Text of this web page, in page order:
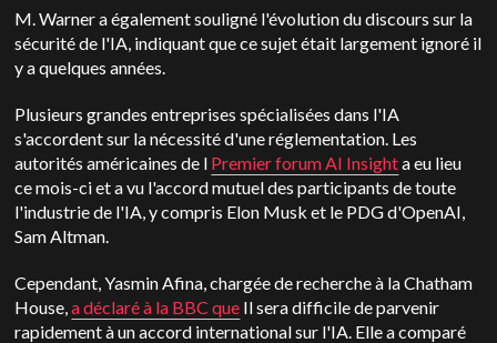
M. Warner a également souligné l'évolution du discours sur la
sécurité de l'IA, indiquant que ce sujet était largement ignoré il
y a quelques années.
Plusieurs grandes entreprises spécialisées dans l'IA
s'accordent sur la nécessité d'une réglementation. Les
autorités américaines de l Premier forum AI Insighta eu lieu
ce mois-ci et a vu l'accord mutuel des participants de toute
l'industrie de l'IA, y compris Elon Musk et le PDG d'OpenAI,
Sam Altman.
Cependant, Yasmin Afina, chargée de recherche à la Chatham
House,a déclaré à la BBC que Il sera difficile de parvenir
rapidement à un accord international sur l'IA. Elle a comparé